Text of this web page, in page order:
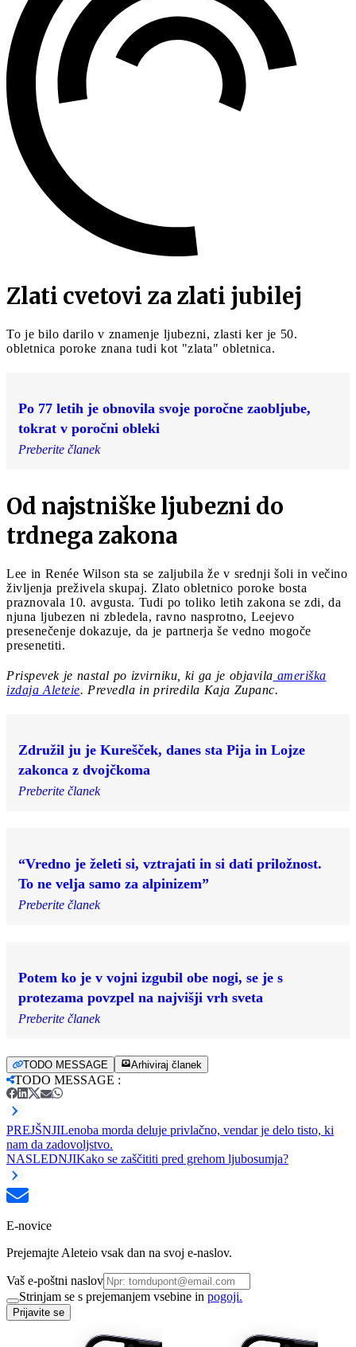
Zlati cvetovi za zlati jubilej
To je bilo darilo v znamenje ljubezni, zlasti ker je 50.
obletnica poroke znana tudi kot "zlata" obletnica.
Po 77 letih je obnovila svoje poročne zaobljube,
tokrat v poročni obleki
Preberite članek
Od najstniške ljubezni do
trdnega zakona
Lee in Renée Wilson sta se zaljubila že v srednji šoli in večino
življenja preživela skupaj. Zlato obletnico poroke bosta
praznovala 10. avgusta. Tudi po toliko letih zakona se zdi, da
njuna ljubezen ni zbledela, ravno nasprotno, Leejevo
presenečenje dokazuje, da je partnerja še vedno mogoče
presenetiti.
Prispevek je nastal po izvirniku, ki ga je objavila ameriška
izdaja Aleteie. Prevedla in priredila Kaja Zupanc.
Združil ju je Kurešček, danes sta Pija in Lojze
zakonca z dvojčkoma
Preberite članek
“Vredno je želeti si, vztrajati in si dati priložnost.
To ne velja samo za alpinizem”
Preberite članek
Potem ko je v vojni izgubil obe nogi, se je s
protezama povzpel na najvišji vrh sveta
Preberite članek
TODO MESSAGE Arhiviraj članek
TODO MESSAGE :
PREJŠNJILenoba morda deluje privlačno, vendar je delo tisto, ki
nam da zadovoljstvo.
NASLEDNJIKako se zaščititi pred grehom ljubosumja?
E-novice
Prejemajte Aleteio vsak dan na svoj e-naslov.
Vaš e-poštni naslov
Strinjam se s prejemanjem vsebine in pogoji.
Prijavite se